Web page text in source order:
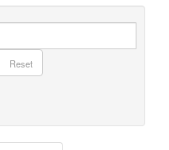
Reset